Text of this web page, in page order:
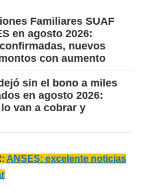
Familiares SUAF
en agosto 2026:
nuevos
con aumento
sin el bono a miles
en agosto 2026:
van a cobrar y
ANSES: excelente noticias